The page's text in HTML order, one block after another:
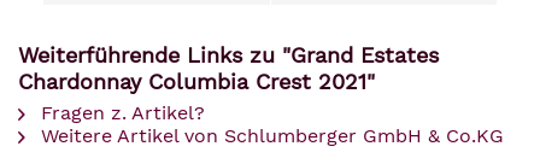
Weiterführende Links zu "Grand Estates
Chardonnay Columbia Crest 2021"
Fragen z. Artikel?
Weitere Artikel von Schlumberger GmbH & Co.KG